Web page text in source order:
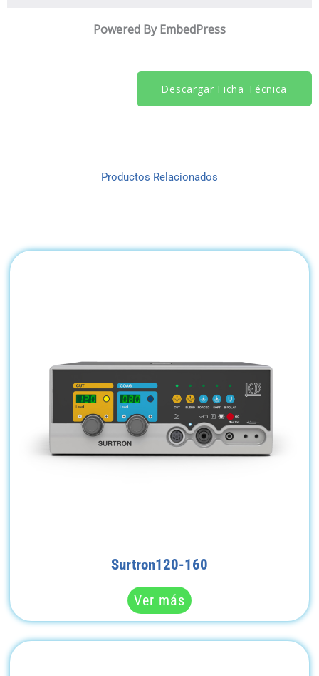
Powered By EmbedPress
Descargar Ficha Técnica
Productos Relacionados
Surtron120-160
Ver más